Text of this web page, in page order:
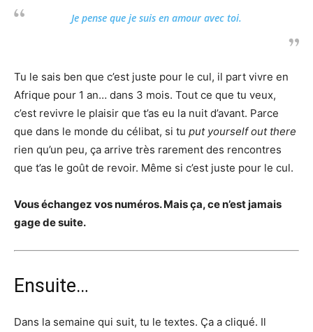
Je pense que je suis en amour avec toi.
Tu le sais ben que c’est juste pour le cul, il part vivre en
Afrique pour 1 an… dans 3 mois. Tout ce que tu veux,
c’est revivre le plaisir que t’as eu la nuit d’avant. Parce
que dans le monde du célibat, si tu put yourself out there
rien qu’un peu, ça arrive très rarement des rencontres
que t’as le goût de revoir. Même si c’est juste pour le cul.
Vous échangez vos numéros. Mais ça, ce n’est jamais
gage de suite.
Ensuite…
Dans la semaine qui suit, tu le textes. Ça a cliqué. Il